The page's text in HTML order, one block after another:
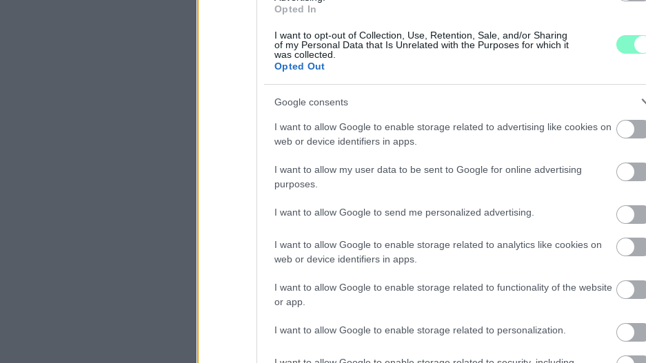
Opted In
I want to opt-out of Collection, Use, Retention, Sale, and/or Sharing
of my Personal Data that Is Unrelated with the Purposes for which it
was collected.
Opted Out
Google consents
I want to allow Google to enable storage related to advertising like cookies on
web or device identifiers in apps.
I want to allow my user data to be sent to Google for online advertising
purposes.
I want to allow Google to send me personalized advertising.
I want to allow Google to enable storage related to analytics like cookies on
web or device identifiers in apps.
I want to allow Google to enable storage related to functionality of the website
or app.
I want to allow Google to enable storage related to personalization.
A
Nem
e-
Fidesz